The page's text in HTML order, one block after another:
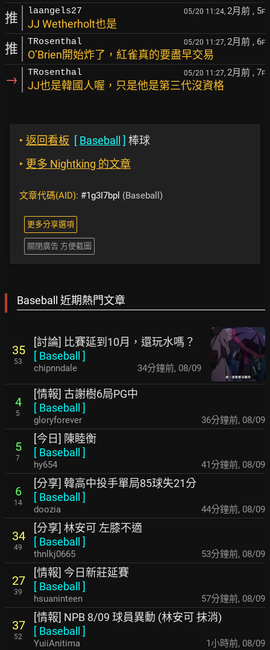
推 laangels27 05/20 11:24, 2月前 , 5F
JJ Wetherholt也是
推 TRosenthal 05/20 11:27, 2月前 , 6F
O’Brien開始炸了，紅雀真的要盡早交易
→ TRosenthal 05/20 11:27, 2月前 , 7F
JJ也是韓國人喔，只是他是第三代沒資格
‣ 返回看板 [ Baseball ] 棒球
‣ 更多 Nightking 的文章
文章代碼(AID): #1g3I7bpl (Baseball)
更多分享選項
關閉廣告 方便截圖
Baseball 近期熱門文章
35
53
[討論] 比賽延到10月，還玩水嗎？
[ Baseball ]
chipnndale 34分鐘前, 08/09
4
5
[情報] 古謝樹6局PG中
[ Baseball ]
gloryforever 36分鐘前, 08/09
5
7
[今日] 陳睦衡
[ Baseball ]
hy654 41分鐘前, 08/09
6
14
[分享] 韓高中投手單局85球失21分
[ Baseball ]
doozia 44分鐘前, 08/09
34
49
[分享] 林安可 左膝不適
[ Baseball ]
thnlkj0665 53分鐘前, 08/09
27
39
[情報] 今日新莊延賽
[ Baseball ]
hsuaninteen 57分鐘前, 08/09
37
52
[情報] NPB 8/09 球員異動 (林安可 抹消)
[ Baseball ]
YuiiAnitima 1小時前, 08/09